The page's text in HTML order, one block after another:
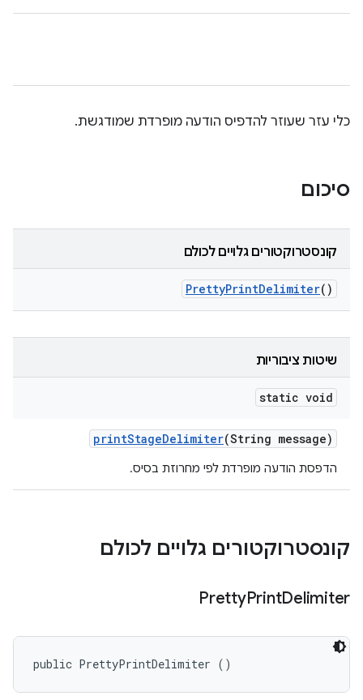
כלי עזר שעוזר להדפיס הודעה מופרדת שמודגשת.
סיכום
קונסטרוקטורים גלויים לכולם
PrettyPrintDelimiter()
שיטות ציבוריות
static void
printStageDelimiter(String message)
הדפסת הודעה מופרדת לפי מחרוזת בסיס.
קונסטרוקטורים גלויים לכולם
PrettyPrintDelimiter
public PrettyPrintDelimiter ()